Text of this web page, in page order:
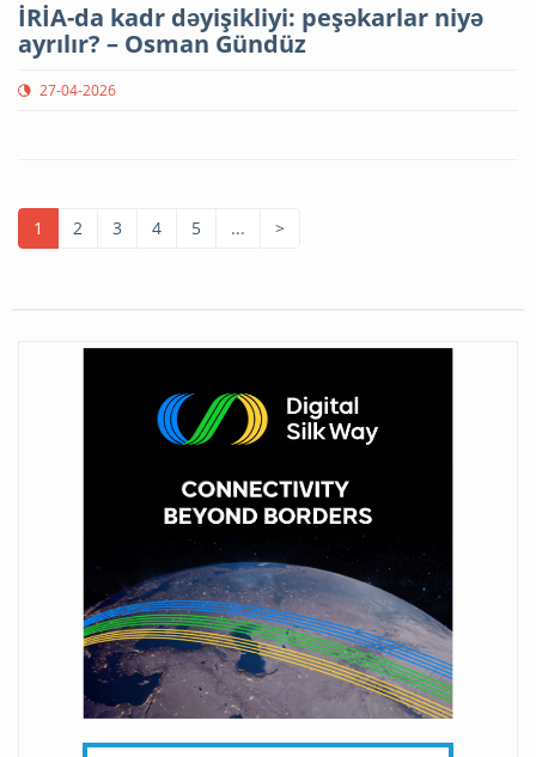
İRİA-da kadr dəyişikliyi: peşəkarlar niyə
ayrılır? – Osman Gündüz
27-04-2026
1 2 3 4 5 ... >